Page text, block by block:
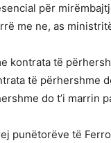
për
me ne, as
kontrata të
të përhershme
do t’i marrin
punëtorëve të